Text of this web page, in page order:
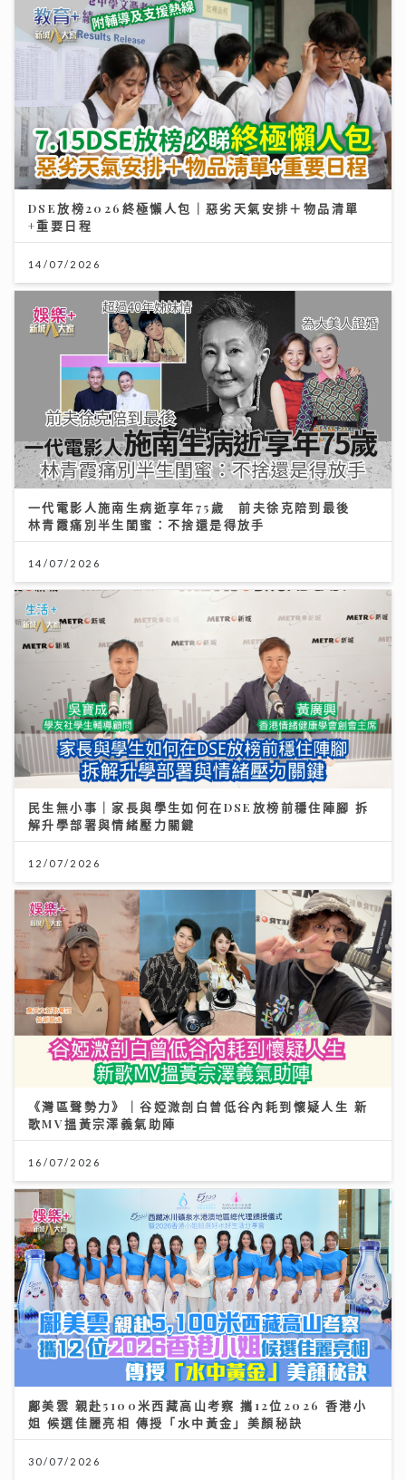
DSE放榜2026終極懶人包｜惡劣天氣安排＋物品清單
+重要日程
14/07/2026
一代電影人施南生病逝享年75歲 前夫徐克陪到最後
林青霞痛別半生閨蜜：不捨還是得放手
14/07/2026
民生無小事｜家長與學生如何在DSE放榜前穩住陣腳 拆
解升學部署與情緒壓力關鍵
12/07/2026
《灣區聲勢力》｜谷婭溦剖白曾低谷內耗到懷疑人生 新
歌MV搵黃宗澤義氣助陣
16/07/2026
鄺美雲 親赴5100米西藏高山考察 攜12位2026 香港小
姐 候選佳麗亮相 傳授「水中黃金」美顏秘訣
30/07/2026